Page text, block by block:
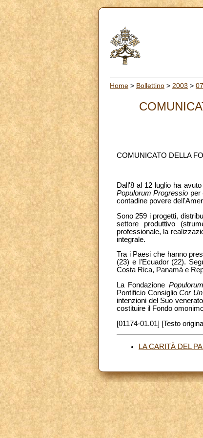
Home > Bollettino > 2003 > 07
COMUNICATO DELLA
Dall'8 al 12 luglio ha
Populorum Progressio per
contadine povere
Sono 259 i progetti,
settore produttivo
professionale, la
integrale.
Tra i Paesi che hanno
(23) e l'Ecuador (22).
Costa Rica, Panamà e
La Fondazione
Pontificio Consiglio Cor
intenzioni del Suo
costituire il Fondo
[01174-01.01] [Testo
LA CARITÀ DEL